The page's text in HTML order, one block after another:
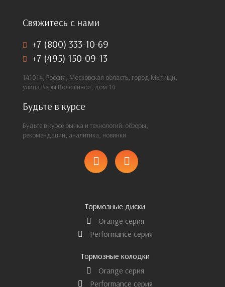
Свяжитесь с нами
+7 (800) 333-10-69
+7 (495) 150-09-13
141014, Россия, Московская область, город Мытищи,
улица Веры Волошиной, дом 14.
Будьте в курсе
Будьте в курсе рынка и технологий: обзоры,
рекомендации, аналитика, новинки
Тормозные диски
Orange серия
Performance серия
Тормозные колодки
Orange серия
Performance серия